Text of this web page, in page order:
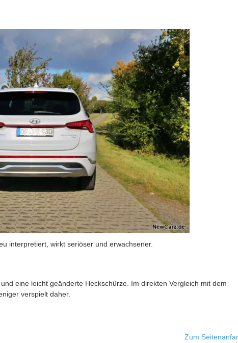
interpretiert, wirkt seriöser und erwachsener.
eine leicht geänderte Heckschürze. Im direkten Vergleich mit dem
verspielt daher.
Zum